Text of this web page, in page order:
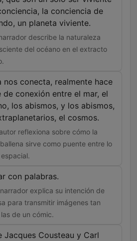
la conciencia de
un planeta viviente.
describe la naturaleza
del océano en el extracto
nos conecta, realmente hace
de conexión entre el mar, el
los abismos, y los abismos,
el cosmos.
reflexiona sobre cómo la
sirve como puente entre lo
con palabras.
explica su intención de
para transmitir imágenes tan
de un cómic.
Jacques Cousteau y Carl